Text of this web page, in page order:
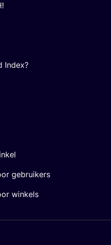
Index?
gebruikers
winkels